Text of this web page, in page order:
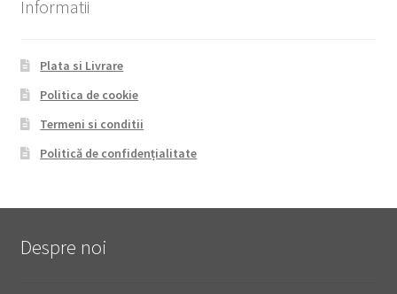
Informatii
Plata si Livrare
Politica de cookie
Termeni si conditii
Politică de confidențialitate
Despre noi